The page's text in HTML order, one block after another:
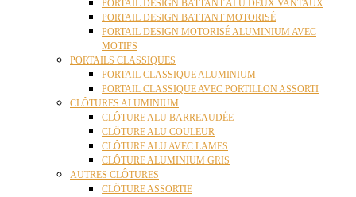
PORTAIL DESIGN BATTANT ALU DEUX VANTAUX
PORTAIL DESIGN BATTANT MOTORISÉ
PORTAIL DESIGN MOTORISÉ ALUMINIUM AVEC
MOTIFS
PORTAILS CLASSIQUES
PORTAIL CLASSIQUE ALUMINIUM
PORTAIL CLASSIQUE AVEC PORTILLON ASSORTI
CLÔTURES ALUMINIUM
CLÔTURE ALU BARREAUDÉE
CLÔTURE ALU COULEUR
CLÔTURE ALU AVEC LAMES
CLÔTURE ALUMINIUM GRIS
AUTRES CLÔTURES
CLÔTURE ASSORTIE